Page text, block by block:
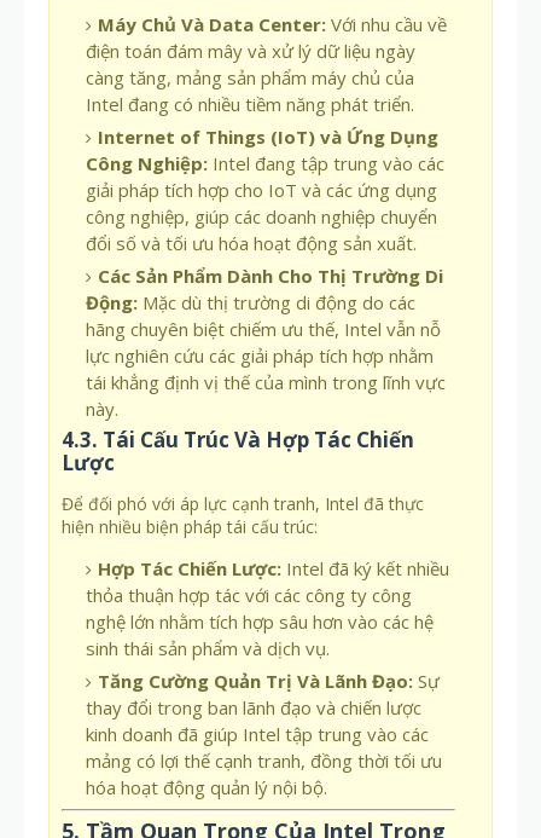
Máy Chủ Và Data Center: Với nhu cầu về
điện toán đám mây và xử lý dữ liệu ngày
càng tăng, mảng sản phẩm máy chủ của
Intel đang có nhiều tiềm năng phát triển.
Internet of Things (IoT) và Ứng Dụng
Công Nghiệp: Intel đang tập trung vào các
giải pháp tích hợp cho IoT và các ứng dụng
công nghiệp, giúp các doanh nghiệp chuyển
đổi số và tối ưu hóa hoạt động sản xuất.
Các Sản Phẩm Dành Cho Thị Trường Di
Động: Mặc dù thị trường di động do các
hãng chuyên biệt chiếm ưu thế, Intel vẫn nỗ
lực nghiên cứu các giải pháp tích hợp nhằm
tái khẳng định vị thế của mình trong lĩnh vực
này.
4.3. Tái Cấu Trúc Và Hợp Tác Chiến
Lược
Để đối phó với áp lực cạnh tranh, Intel đã thực
hiện nhiều biện pháp tái cấu trúc:
Hợp Tác Chiến Lược: Intel đã ký kết nhiều
thỏa thuận hợp tác với các công ty công
nghệ lớn nhằm tích hợp sâu hơn vào các hệ
sinh thái sản phẩm và dịch vụ.
Tăng Cường Quản Trị Và Lãnh Đạo: Sự
thay đổi trong ban lãnh đạo và chiến lược
kinh doanh đã giúp Intel tập trung vào các
mảng có lợi thế cạnh tranh, đồng thời tối ưu
hóa hoạt động quản lý nội bộ.
5. Tầm Quan Trọng Của Intel Trong